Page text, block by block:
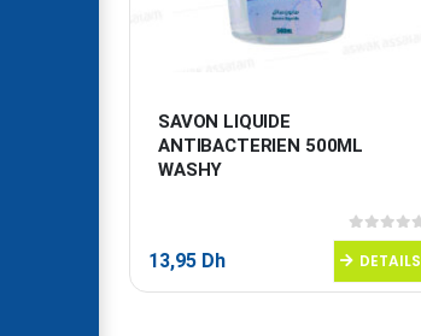
SAVON LIQUIDE
ANTIBACTERIEN 500ML
WASHY
0sur 5
13,95 Dh DETAILS